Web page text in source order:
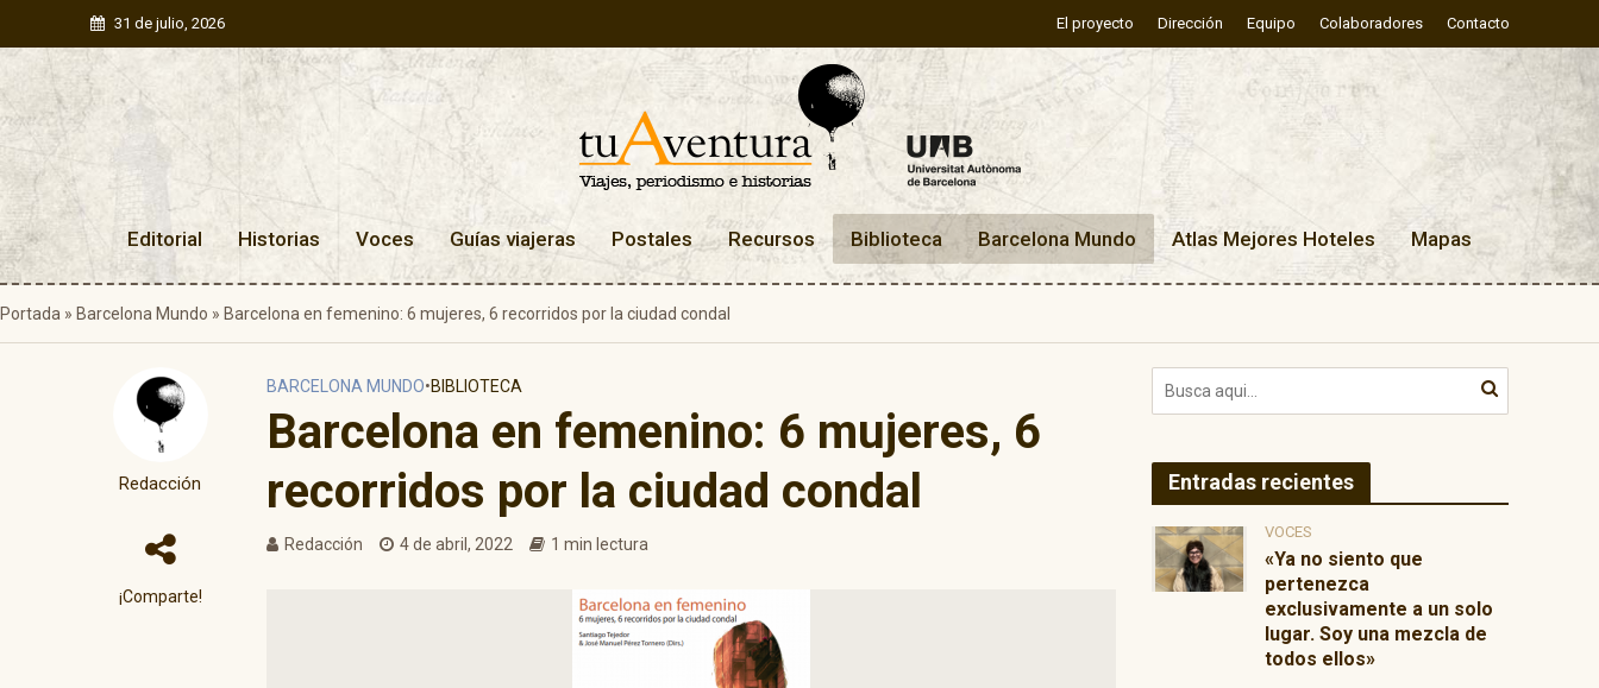
31 de julio, 2026 El proyecto Dirección Equipo Colaboradores Contacto
Editorial Historias Voces Guías viajeras Postales Recursos Biblioteca Barcelona Mundo Atlas Mejores Hoteles Mapas
Portada » Barcelona Mundo » Barcelona en femenino: 6 mujeres, 6 recorridos por la ciudad condal
Redacción
¡Comparte!
BARCELONA MUNDO•BIBLIOTECA
Barcelona en femenino: 6 mujeres, 6
recorridos por la ciudad condal
Redacción 4 de abril, 2022 1 min lectura
Entradas recientes
VOCES
«Ya no siento que
pertenezca
exclusivamente a un solo
lugar. Soy una mezcla de
todos ellos»